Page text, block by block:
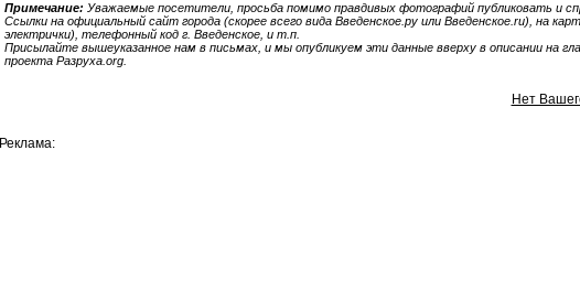
Примечание: Уважаемые посетители, просьба помимо правдивых фотографий публиковать и
Ссылки на официальный сайт города (скорее всего вида Введенское.ру или Введенское.ru), на
электрички), телефонный код г. Введенское, и т.п.
Присылайте вышеуказанное нам в письмах, и мы опубликуем эти данные вверху в описании на
проекта Разруха.org.
Нет
Реклама: